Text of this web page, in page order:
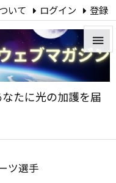
たに光の加護を届


メニ


いて ログイン 登録
ツ選手